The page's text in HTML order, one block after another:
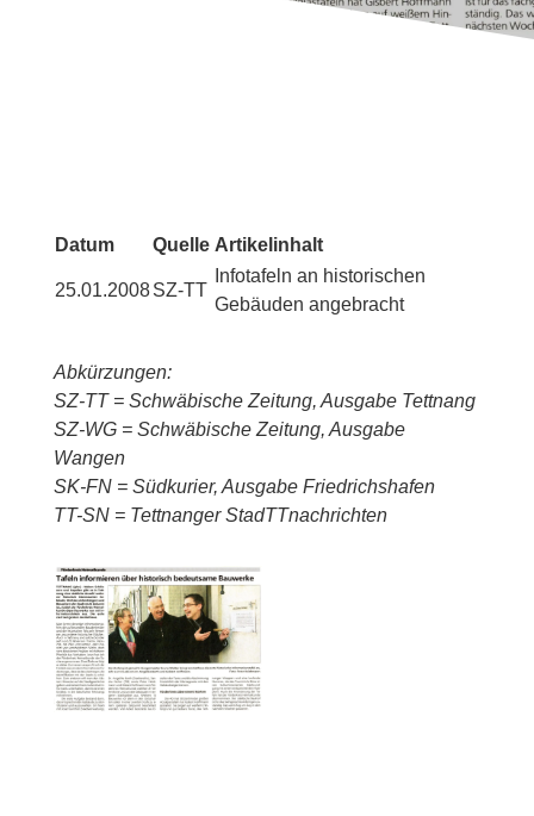
Datum Quelle Artikelinhalt
25.01.2008SZ-TT
Infotafeln an historischen
Gebäuden angebracht
Abkürzungen:
SZ-TT = Schwäbische Zeitung, Ausgabe Tettnang
SZ-WG = Schwäbische Zeitung, Ausgabe
Wangen
SK-FN = Südkurier, Ausgabe Friedrichshafen
TT-SN = Tettnanger StadTTnachrichten